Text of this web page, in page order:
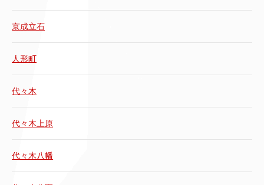
京成立石
人形町
代々木
代々木上原
代々木八幡